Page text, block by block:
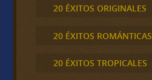
20 ÉXITOS ORIGINALES
20 ÉXITOS ROMÁNTICAS
20 ÉXITOS TROPICALES